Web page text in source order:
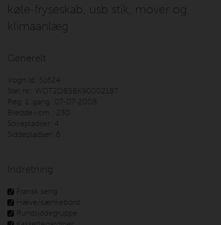
køle-fryseskab, usb stik, mover og
klimaanlæg
Generelt
Vogn Id: 51624
Stel nr.:
WDT2DB5BK90002187
Reg. 1. gang: 07-07-2008
Bredde i cm.: 230
Sovepladser: 4
Siddepladser: 6
Indretning
Fransk seng
Hæve/sænkebord
Rundsiddegruppe